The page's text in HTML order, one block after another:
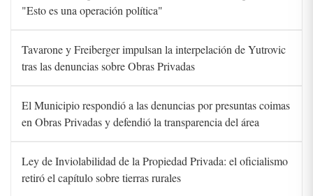
"Esto es una operación política"
Tavarone y Freiberger impulsan la interpelación de Yutrovic
tras las denuncias sobre Obras Privadas
El Municipio respondió a las denuncias por presuntas coimas
en Obras Privadas y defendió la transparencia del área
Ley de Inviolabilidad de la Propiedad Privada: el oficialismo
retiró el capítulo sobre tierras rurales